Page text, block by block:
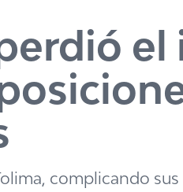
el
complicando sus